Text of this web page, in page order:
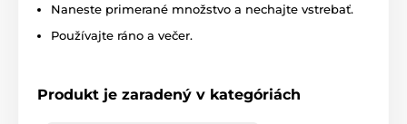
Naneste primerané množstvo a nechajte vstrebať.
Používajte ráno a večer.
Produkt je zaradený v kategóriách